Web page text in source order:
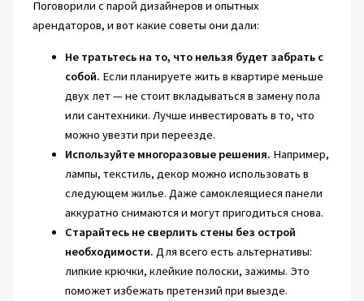
Поговорили с парой дизайнеров и опытных
арендаторов, и вот какие советы они дали:
Не тратьтесь на то, что нельзя будет забрать с
собой. Если планируете жить в квартире меньше
двух лет — не стоит вкладываться в замену пола
или сантехники. Лучше инвестировать в то, что
можно увезти при переезде.
Используйте многоразовые решения. Например,
лампы, текстиль, декор можно использовать в
следующем жилье. Даже самоклеящиеся панели
аккуратно снимаются и могут пригодиться снова.
Старайтесь не сверлить стены без острой
необходимости. Для всего есть альтернативы:
липкие крючки, клейкие полоски, зажимы. Это
поможет избежать претензий при выезде.